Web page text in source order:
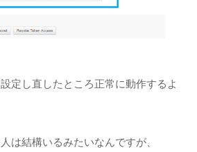
定し直したところ正常に動作するよ
は結構いるみたいなんですが、